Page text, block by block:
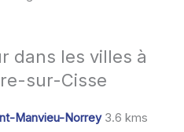
dans les villes à
sur-Cisse
Manvieu-Norrey3.6 kms